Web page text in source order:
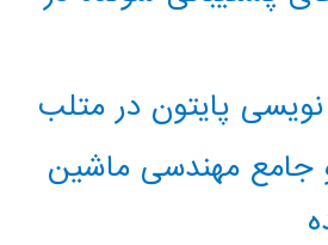
نویسی پایتون در متلب
جامع مهندسی ماشین